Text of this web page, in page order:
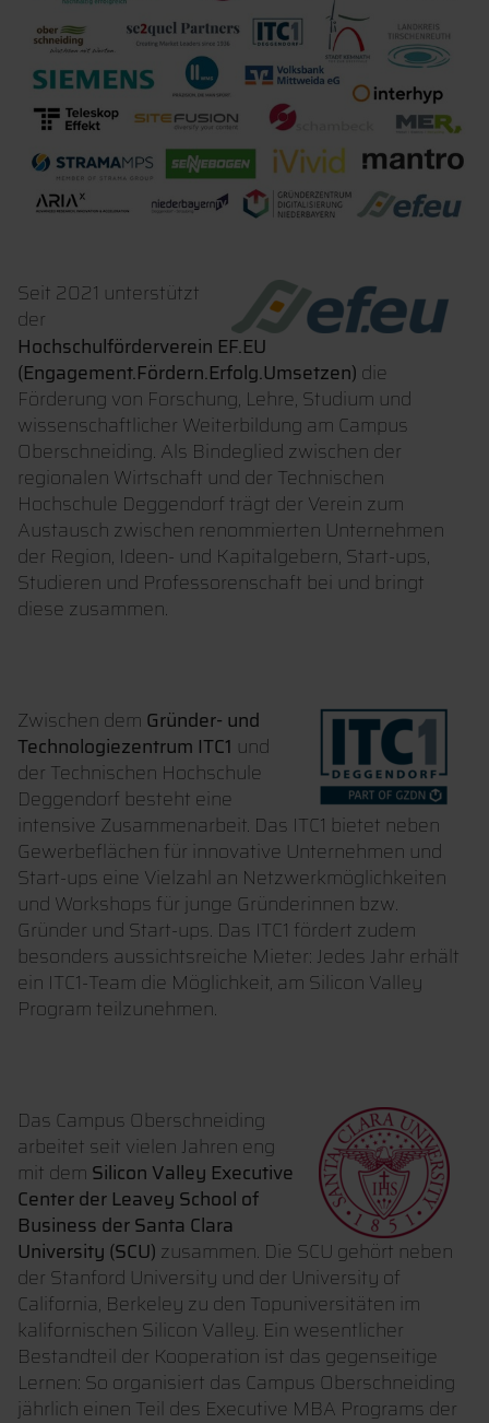
Seit 2021 unterstützt
der
Hochschulförderverein EF.EU
(Engagement.Fördern.Erfolg.Umsetzen) die
Förderung von Forschung, Lehre, Studium und
wissenschaftlicher Weiterbildung am Campus
Oberschneiding. Als Bindeglied zwischen der
regionalen Wirtschaft und der Technischen
Hochschule Deggendorf trägt der Verein zum
Austausch zwischen renommierten Unternehmen
der Region, Ideen- und Kapitalgebern, Start-ups,
Studieren und Professorenschaft bei und bringt
diese zusammen.
Zwischen dem Gründer- und
Technologiezentrum ITC1 und
der Technischen Hochschule
Deggendorf besteht eine
intensive Zusammenarbeit. Das ITC1 bietet neben
Gewerbeflächen für innovative Unternehmen und
Start-ups eine Vielzahl an Netzwerkmöglichkeiten
und Workshops für junge Gründerinnen bzw.
Gründer und Start-ups. Das ITC1 fördert zudem
besonders aussichtsreiche Mieter: Jedes Jahr erhält
ein ITC1-Team die Möglichkeit, am Silicon Valley
Program teilzunehmen.
Das Campus Oberschneiding
arbeitet seit vielen Jahren eng
mit dem Silicon Valley Executive
Center der Leavey School of
Business der Santa Clara
University (SCU) zusammen. Die SCU gehört neben
der Stanford University und der University of
California, Berkeley zu den Topuniversitäten im
kalifornischen Silicon Valley. Ein wesentlicher
Bestandteil der Kooperation ist das gegenseitige
Lernen: So organisiert das Campus Oberschneiding
jährlich einen Teil des Executive MBA Programs der